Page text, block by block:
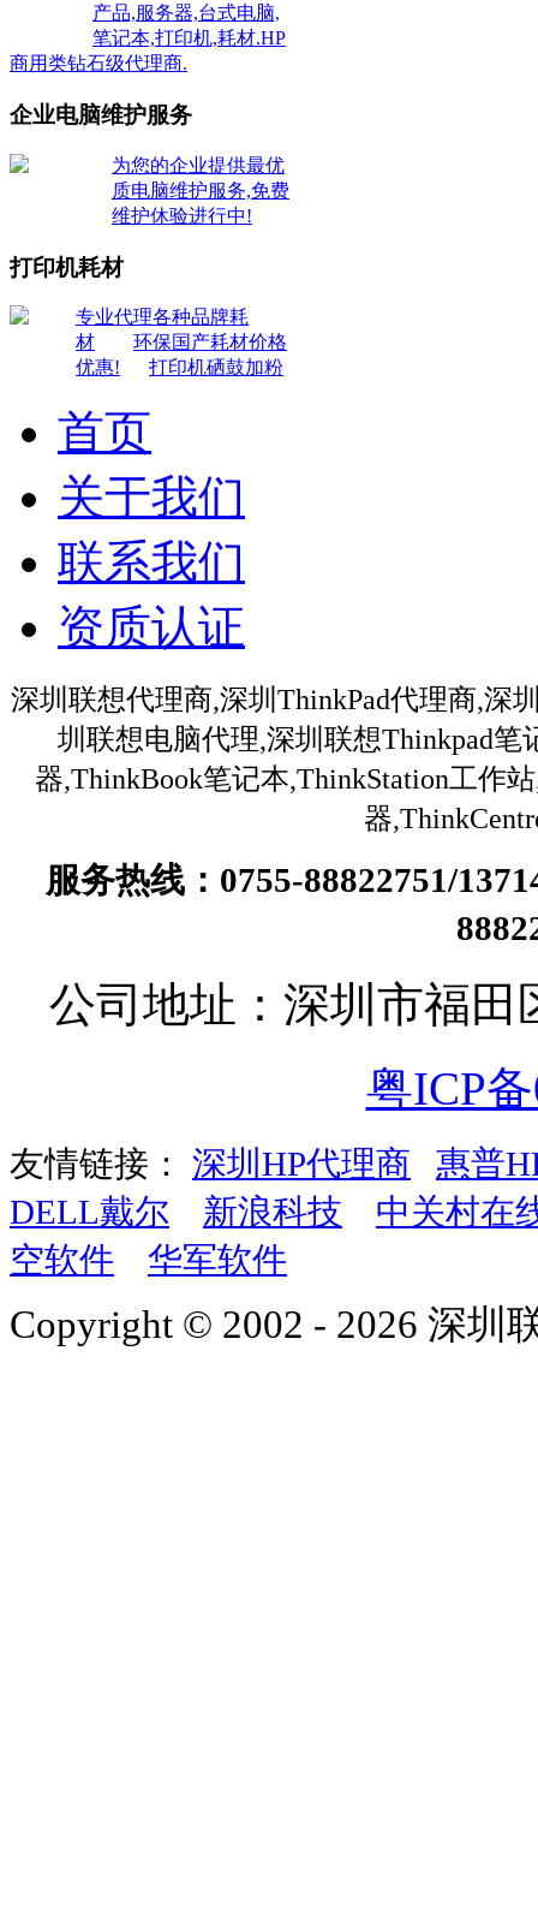
产品,服务器,台式电脑,
笔记本,打印机,耗材.HP
商用类钻石级代理商.
企业电脑维护服务
为您的企业提供最优
质电脑维护服务,免费
维护休验进行中!
打印机耗材
专业代理各种品牌耗
材
环保国产耗材价格
优惠!
打印机硒鼓加粉
首页
关于我们
联系我们
资质认证
深圳联想代理商,深圳ThinkPad代理商,深
圳联想电脑代理,深圳联想Thinkpad
器,ThinkBook笔记本,ThinkStation工作
器
服务热线：0755-88822751/
公司地址：深圳市福田
粤ICP
友情链接： 深圳HP代理商
惠普
DELL戴尔
新浪科技
中关村在
空软件
华军软件
Copyright © 2002 - 2026 深圳